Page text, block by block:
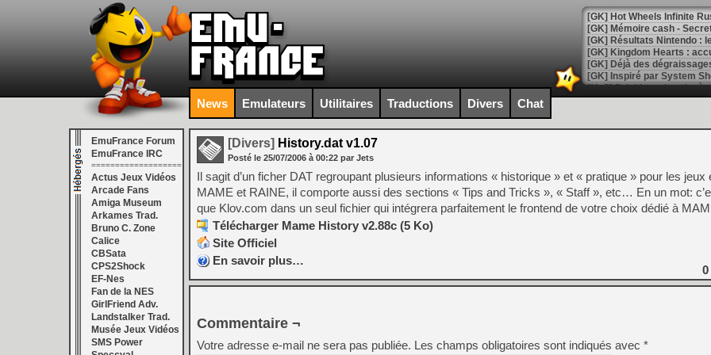
[GK] Hot Wheels Infinite
[GK] Mémoire cash -
[GK] Résultats Nintendo :
[GK] Déjà des
[Mo5] Brickboy cherche à
[GK] Minecraft et ses «
[GK] Beast of
[GK] Ubisoft : fin de partie
[GK] Mémoire cash -
[GK] Dan Houser (GTA)
[GK] Comment EA Sports
[GK] Crimson Moon : un
[GK] Isle of Reveries : le
[GK] Moonlighter 2 : The
[GK] Capcom relance
[Mo5] Deux inédits du
[GK] Le beat'em up The
[GK] Endless Legend 2 :
News Emulateurs Utilitaires Traductions Divers Chat
EmuFrance Forum
EmuFrance IRC
===================
Actus Jeux Vidéos
Arcade Fans
Amiga Museum
Arkames Trad.
Bruno C. Zone
Calice
CBSata
CPS2Shock
EF-Nes
Fan de la NES
GirlFriend Adv.
Landstalker Trad.
Musée Jeux Vidéos
SMS Power
[Divers] History.dat v1.07
Posté le 25/07/2006 à 00:22 par Jets
Il sagit d’un ficher DAT regroupant plusieurs informations « historique » et « pratique » pour les jeux
MAME et RAINE, il comporte aussi des sections « Tips and Tricks », « Staff », etc… En un mot:
que Klov.com dans un seul fichier qui intégrera parfaitement le frontend de votre choix dédié à
Télécharger Mame History v2.88c (5 Ko)
Site Officiel
En savoir plus…
0
Commentaire ¬
Votre adresse e-mail ne sera pas publiée. Les champs obligatoires sont indiqués avec *